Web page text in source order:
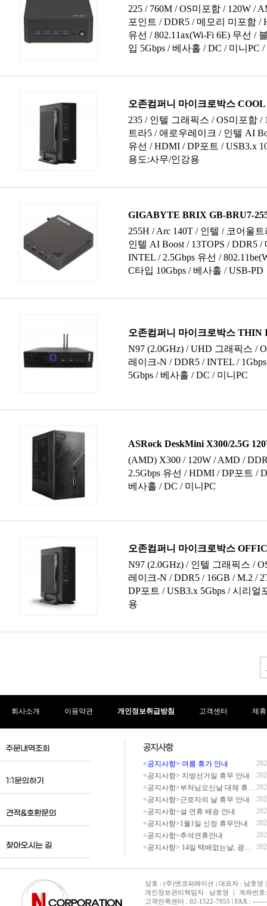
회사소개 이용약관 개인정보취급방침 고객센터 제
<공지사항> 여름 휴가 안내
<공지사항> 지방선거일 휴무 안내
<공지사항>부처님오신날 대체 휴무 안내
<공지사항>근로자의 날 휴무 안내
<공지사항>설 연휴 배송 안내
<공지사항>1월1일 신정 휴무안내
<공지사항>추석연휴안내
<공지사항> 14일 택배없는날, 광복절 휴무 배송 안내
상호 : (주)엔코퍼레이션 | 대표자 : 남호영
개인정보관리책임자 : 남호영 ｜ 계좌번
고객만족센터 : 02-1522-7955 | FAX :